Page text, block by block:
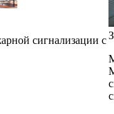
сигнализации с